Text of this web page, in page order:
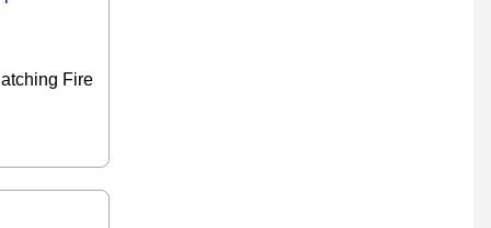
Fire